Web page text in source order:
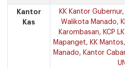
Kantor
Kas
KK Kantor Gubernur,
Walikota Manado,
Karombasan, KCP
Mapanget, KK Mantos,
Manado, Kantor